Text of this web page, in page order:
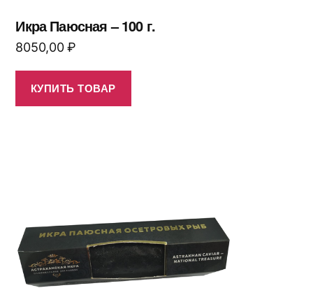
Икра Паюсная – 100 г.
8050,00₽
КУПИТЬ ТОВАР